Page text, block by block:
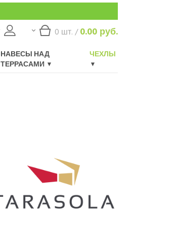
0 шт. /0.00руб.
НАВЕСЫ НАД
ТЕРРАСАМИ
ЧЕХЛЫ